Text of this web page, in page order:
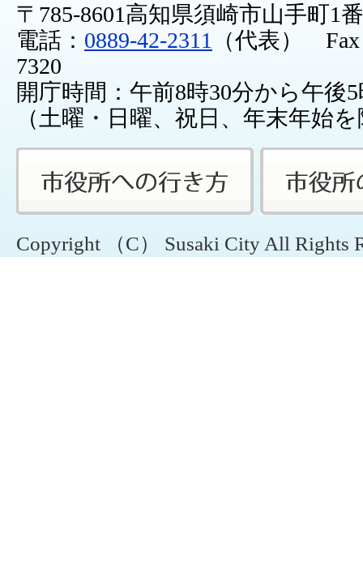
〒785-8601高知県須崎市山手町1
電話： 0889-42-2311
（代表） Fax
7320
開庁時間：午前8時30分から午後
（土曜・日曜、祝日、年末年始
Copyright （C） Susaki City All Rights